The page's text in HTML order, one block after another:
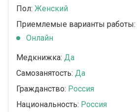
Пол: Женский
Приемлемые варианты работы:
Онлайн
Медкнижка: Да
Самозанятость: Да
Гражданство: Россия
Национальность: Россия